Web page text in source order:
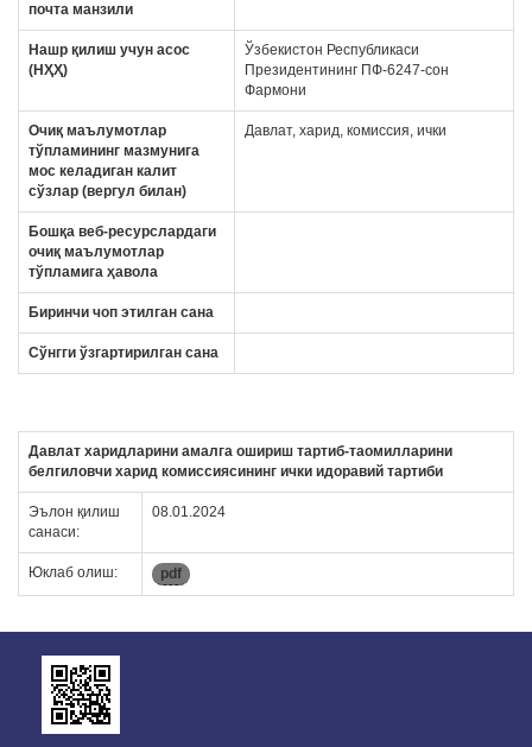
почта манзили
Нашр қилиш учун асос
(НҲҲ)
Ўзбекистон Республикаси
Президентининг ПФ-6247-сон
Фармони
Очиқ маълумотлар
тўпламининг мазмунига
мос келадиган калит
сўзлар (вергул билан)
Давлат, харид, комиссия, ички
Бошқа веб-ресурслардаги
очиқ маълумотлар
тўпламига ҳавола
Биринчи чоп этилган сана
Сўнгги ўзгартирилган сана
Давлат харидларини амалга ошириш тартиб-таомилларини
белгиловчи харид комиссиясининг ички идоравий тартиби
Эълон қилиш
санаси:
08.01.2024
Юклаб олиш: pdf